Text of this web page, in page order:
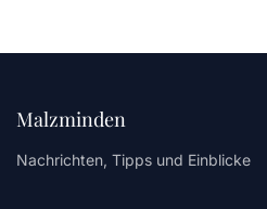
Malzminden
Nachrichten, Tipps und Einblicke